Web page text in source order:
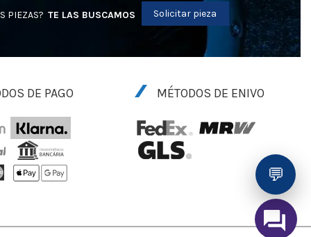
PIEZAS? TE LAS BUSCAMOS Solicitar pieza
DE PAGO MÉTODOS DE ENIVO
💬